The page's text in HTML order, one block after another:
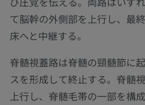
て脳幹の外側部を上行し、最
床へと中継する。
脊髄視蓋路は脊髄の頸髄節に
スを形成して終止する。脊髄
上行し、脊髄毛帯の一部を構